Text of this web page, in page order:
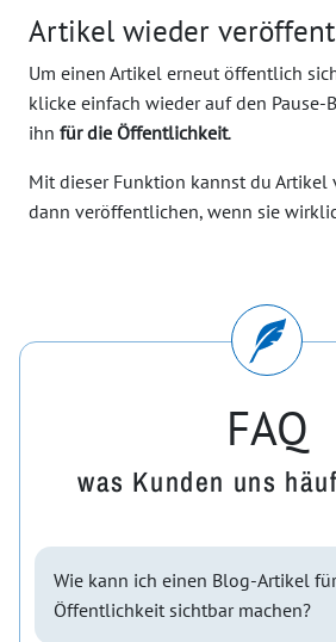
Artikel wieder
Um einen Artikel erneut öffentlich
klicke einfach wieder auf den
ihn für die Öffentlichkeit.
Mit dieser Funktion kannst du Artikel
dann veröffentlichen, wenn sie
FAQ
was Kunden uns
Wie kann ich einen Blog-Artikel
Öffentlichkeit sichtbar machen?